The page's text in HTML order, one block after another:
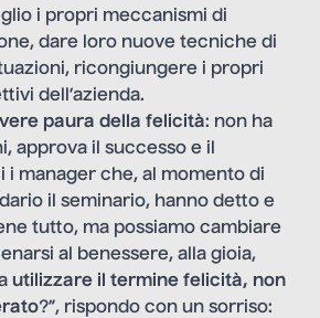
i propri meccanismi di
dare loro nuove tecniche di
ricongiungere i propri
dell’azienda.
paura della felicità: non ha
approva il successo e il
i manager che, al momento di
il seminario, hanno detto e
tutto, ma possiamo cambiare
al benessere, alla gioia,
utilizzare il termine felicità, non
?”, rispondo con un sorriso: